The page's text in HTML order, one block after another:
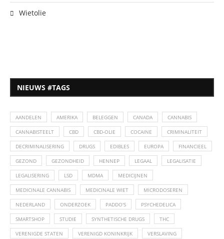
Wietolie
NIEUWS #TAGS
AANDELEN AMERIKA BELEGGEN CANADA CANNABIS
CANNABISTEELT CBD CBD-OLIE COCAINE CRIMINALITEIT
DECRIMINALISERING DRUGS EDIBLES EUROPA FINANCIEEL
GEZOND GEZONDHEID HENNEP LEGAAL LEGALISATIE
LEGALISERING LSD MDMA MEDICIJNEN
MEDICINALE CANNABIS MEDICINALE WIET MICRODOSEREN
NEDERLAND ONDERZOEK PADDO'S PSYCHEDELICA
SMARTSHOP STUDIE SYNTHETISCHE DRUGS THC
VERENIGDE STATEN VERENIGD KONINKRIJK VERSLAVING